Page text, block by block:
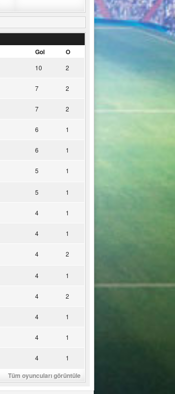
Gol O
10 2
7 2
7 2
6 1
6 1
5 1
5 1
4 1
4 1
4 2
4 1
4 2
4 1
4 1
4 1
Tüm oyuncuları görüntüle